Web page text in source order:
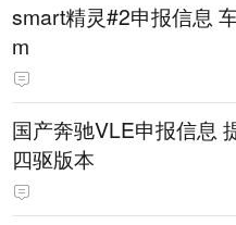
smart精灵#2申报信息
m
国产奔驰VLE申报信息
四驱版本